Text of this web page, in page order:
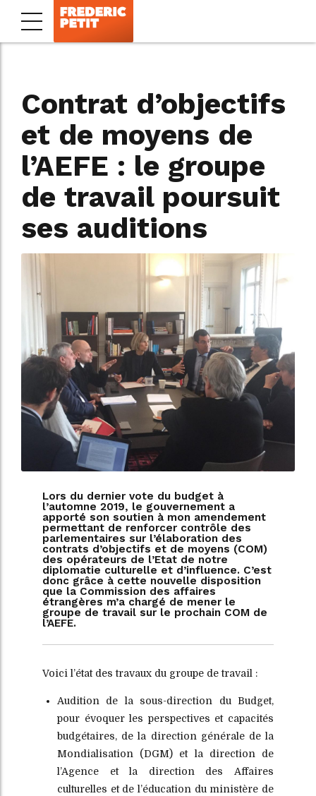
Contrat d’objectifs
et de moyens de
l’AEFE : le groupe
de travail poursuit
ses auditions
Lors du dernier vote du budget à
l’automne 2019, le gouvernement a
apporté son soutien à mon amendement
permettant de renforcer contrôle des
parlementaires sur l’élaboration des
contrats d’objectifs et de moyens (COM)
des opérateurs de l’Etat de notre
diplomatie culturelle et d’influence. C’est
donc grâce à cette nouvelle disposition
que la Commission des affaires
étrangères m’a chargé de mener le
groupe de travail sur le prochain COM de
l’AEFE.
Voici l’état des travaux du groupe de travail :
Audition de la sous-direction du Budget,
pour évoquer les perspectives et capacités
budgétaires, de la direction générale de la
Mondialisation (DGM) et la direction de
l’Agence et la direction des Affaires
culturelles et de l’éducation du ministère de